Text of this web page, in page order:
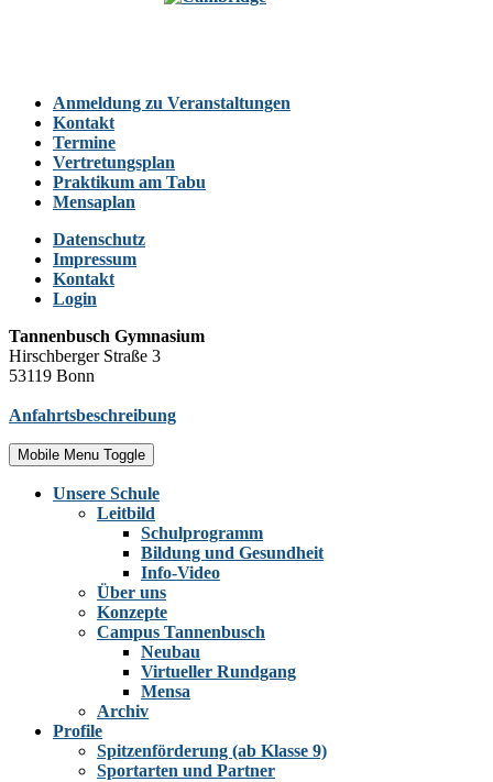
Anmeldung zu Veranstaltungen
Kontakt
Termine
Vertretungsplan
Praktikum am Tabu
Mensaplan
Datenschutz
Impressum
Kontakt
Login
Tannenbusch Gymnasium
Hirschberger Straße 3
53119 Bonn
Anfahrtsbeschreibung
Mobile Menu Toggle
Unsere Schule
Leitbild
Schulprogramm
Bildung und Gesundheit
Info-Video
Über uns
Konzepte
Campus Tannenbusch
Neubau
Virtueller Rundgang
Mensa
Archiv
Profile
Spitzenförderung (ab Klasse 9)
Sportarten und Partner